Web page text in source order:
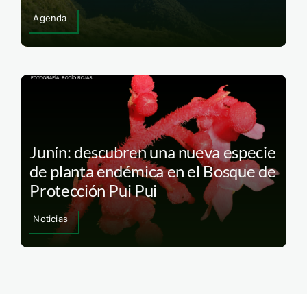
Agenda
Junín: descubren una nueva especie
de planta endémica en el Bosque de
Protección Pui Pui
Noticias